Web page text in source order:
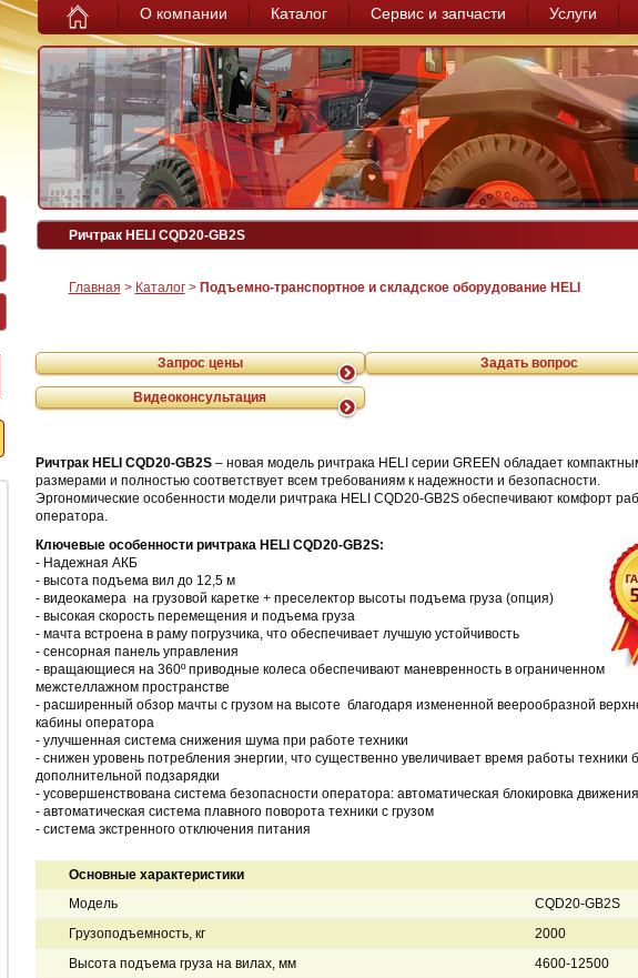
О компании Каталог Сервис и запчасти Услуги
Главная > Каталог> Подъемно-транспортное и складское оборудование HELI
Ричтрак HELI CQD20-GB2S
Запрос цены Задать вопрос
Видеоконсультация
Ричтрак HELI CQD20-GB2S– новая модель ричтрака HELI серии GREEN обладает
размерами и полностью соответствует всем требованиям к надежности и безопасности.
Эргономические особенности модели ричтрака HELI CQD20-GB2S обеспечивают комфорт
оператора.
Ключевые особенности ричтрака HELI CQD20-GB2S:
- Надежная АКБ
- высота подъема вил до 12,5 м
- видеокамера на грузовой каретке + преселектор высоты подъема груза (опция)
- высокая скорость перемещения и подъема груза
- мачта встроена в раму погрузчика, что обеспечивает лучшую устойчивость
- сенсорная панель управления
- вращающиеся на 360º приводные колеса обеспечивают маневренность в ограниченном
межстеллажном пространстве
- расширенный обзор мачты с грузом на высоте благодаря измененной веерообразной
кабины оператора
- улучшенная система снижения шума при работе техники
- снижен уровень потребления энергии, что существенно увеличивает время работы техники
дополнительной подзарядки
- усовершенствована система безопасности оператора: автоматическая блокировка
- автоматическая система плавного поворота техники с грузом
- система экстренного отключения питания
Основные характеристики
Модель
CQD20-GB2S
Грузоподъемность, кг
2000
Высота подъема груза на вилах, мм
4600-12500